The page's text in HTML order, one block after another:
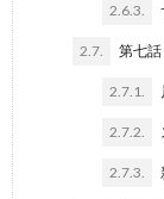
2.6.3.
2.7. 第七話
2.7.1.
2.7.2.
2.7.3.